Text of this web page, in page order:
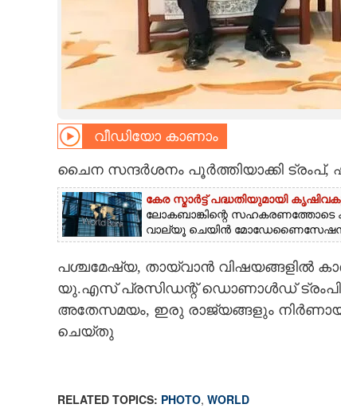
CARTOONS
CONTACT US
വീഡിയോ കാണാം
ചൈന സന്ദർശനം പൂർത്തിയാക്കി ട്രംപ്,
കേര സ്മാർട്ട് പദ്ധതിയുമായി
ലോ​ക​ബാ​ങ്കി​ന്റെ​ ​സ​ഹ​ക​ര​ണ​ത്തോ​ടെ​
വാ​ല്യൂ​ ​ചെ​യി​ൻ​ ​മോ​ഡേ​ണൈ​സേ​ഷ​ൻ​)​
പശ്ചമേഷ്യ, തായ്വാൻ വിഷയങ്ങളിൽ
യു.എസ് പ്രസിഡന്റ് ഡൊണാൾഡ്
അതേസമയം, ഇരു രാജ്യങ്ങളും
ചെയ്തു
RELATED TOPICS: PHOTO, WORLD